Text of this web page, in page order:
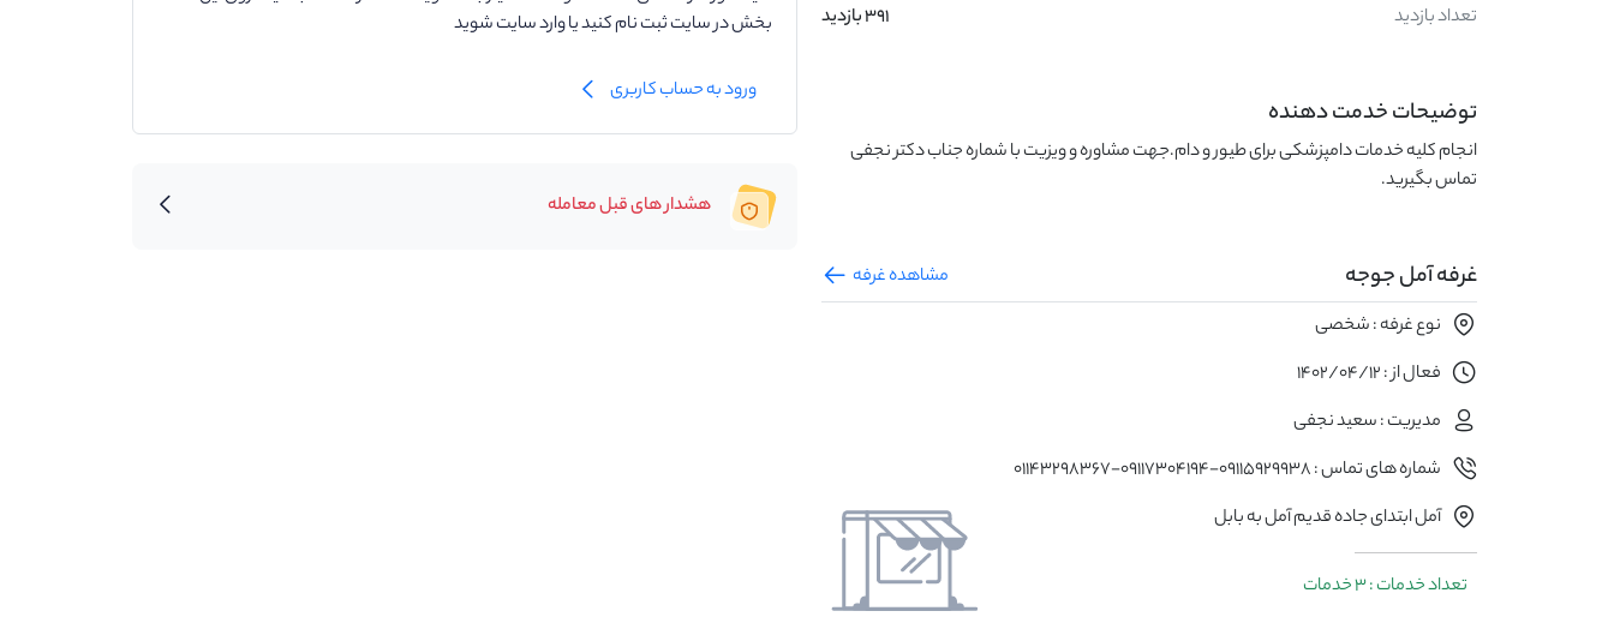
تعداد بازدید 391 بازدید
توضیحات خدمت دهنده
انجام کلیه خدمات دامپزشکی برای طیور و دام.جهت مشاوره و ویزیت با شماره جناب دکتر نجفی
تماس بگیرید.
غرفه آمل جوجه
مشاهده غرفه
نوع غرفه : شخصی
فعال از : 1402/04/12
مدیریت : سعید نجفی
شماره های تماس : 09115929938-09117304194-01143298367
آمل ابتدای جاده قدیم آمل به بابل
تعداد خدمات : 3 خدمات
بخش در سایت ثبت نام کنید یا وارد سایت شوید
ورود به حساب کاربری
هشدار های قبل معامله